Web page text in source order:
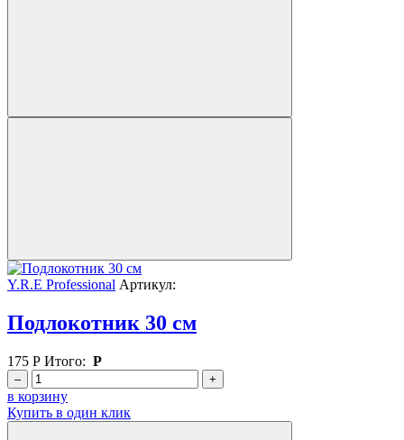
Y.R.E Professional Артикул:
Подлокотник 30 см
175 Р Итого: Р
– +
в корзину
Купить в один клик